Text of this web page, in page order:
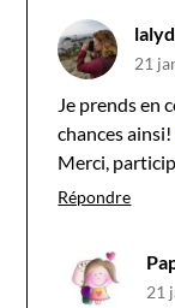
21
Je prends en
chances ainsi!
Merci,
Répondre
21